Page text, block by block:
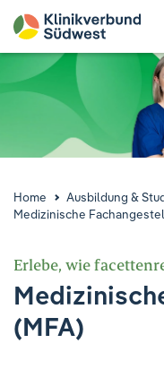
Kliniken & Experten
Ihr Aufenthalt
Ausbildung & Studium
Jobs & Karriere
Der Klinikverbund
Home Ausbildung &
Medizinische
Erlebe, wie
(MFA)